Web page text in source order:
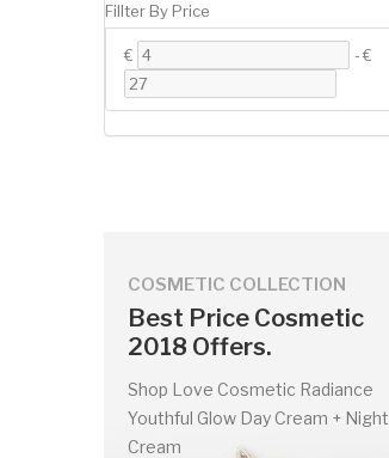
Fillter By Price
€ -€
COSMETIC COLLECTION
Best Price Cosmetic
2018 Offers.
Shop Love Cosmetic Radiance
Youthful Glow Day Cream + Night
Cream